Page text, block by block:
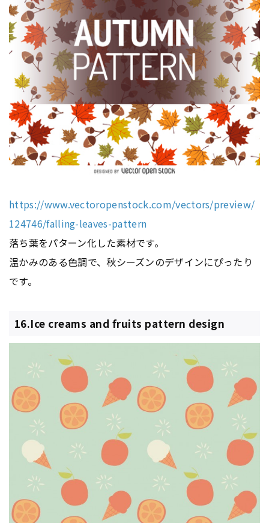
https://www.vectoropenstock.com/vectors/preview/
124746/falling-leaves-pattern
落ち葉をパターン化した素材です。
温かみのある色調で、秋シーズンのデザインにぴったり
です。
16.Ice creams and fruits pattern design